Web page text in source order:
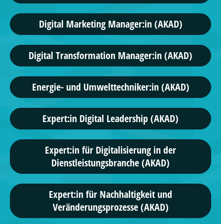
Digital Marketing Manager:in (AKAD)
Digital Transformation Manager:in (AKAD)
Energie- und Umwelttechniker:in (AKAD)
Expert:in Digital Leadership (AKAD)
Expert:in für Digitalisierung in der
Dienstleistungsbranche (AKAD)
Expert:in für Nachhaltigkeit und
Veränderungsprozesse (AKAD)